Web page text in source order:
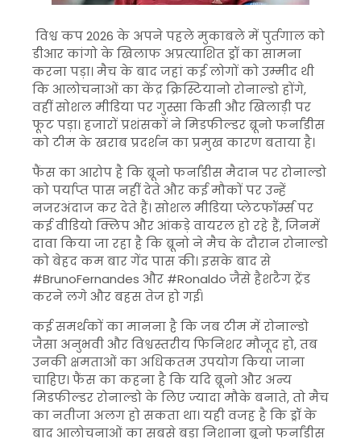
विश्व कप 2026 के अपने पहले मुकाबले में पुर्तगाल को
डीआर कांगो के खिलाफ अप्रत्याशित ड्रॉ का सामना
करना पड़ा। मैच के बाद जहां कई लोगों को उम्मीद थी
कि आलोचनाओं का केंद्र क्रिस्टियानो रोनाल्डो होंगे,
वहीं सोशल मीडिया पर गुस्सा किसी और खिलाड़ी पर
फूट पड़ा। हजारों प्रशंसकों ने मिडफील्डर ब्रूनो फर्नांडीस
को टीम के खराब प्रदर्शन का प्रमुख कारण बताया है।
फैंस का आरोप है कि ब्रूनो फर्नांडीस मैदान पर रोनाल्डो
को पर्याप्त पास नहीं देते और कई मौकों पर उन्हें
नजरअंदाज कर देते हैं। सोशल मीडिया प्लेटफॉर्म्स पर
कई वीडियो क्लिप और आंकड़े वायरल हो रहे हैं, जिनमें
दावा किया जा रहा है कि ब्रूनो ने मैच के दौरान रोनाल्डो
को बेहद कम बार गेंद पास की। इसके बाद से
#BrunoFernandes और #Ronaldo जैसे हैशटैग ट्रेंड
करने लगे और बहस तेज हो गई।
कई समर्थकों का मानना है कि जब टीम में रोनाल्डो
जैसा अनुभवी और विश्वस्तरीय फिनिशर मौजूद हो, तब
उनकी क्षमताओं का अधिकतम उपयोग किया जाना
चाहिए। फैंस का कहना है कि यदि ब्रूनो और अन्य
मिडफील्डर रोनाल्डो के लिए ज्यादा मौके बनाते, तो मैच
का नतीजा अलग हो सकता था। यही वजह है कि ड्रॉ के
बाद आलोचनाओं का सबसे बड़ा निशाना ब्रूनो फर्नांडीस